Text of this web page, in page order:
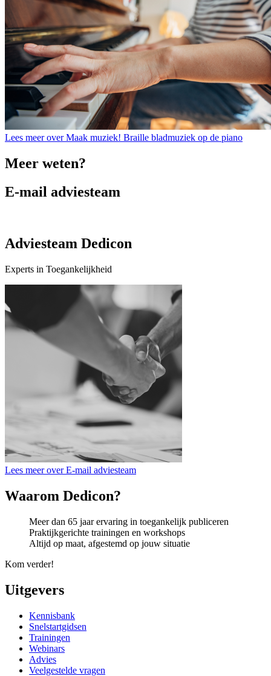
Lees meer over Maak muziek! Braille bladmuziek op de piano
Meer weten?
E-mail adviesteam
Adviesteam Dedicon
Experts in Toegankelijkheid
Lees meer over E-mail adviesteam
Waarom Dedicon?
Meer dan 65 jaar ervaring in toegankelijk publiceren
Praktijkgerichte trainingen en workshops
Altijd op maat, afgestemd op jouw situatie
Kom verder!
Uitgevers
Kennisbank
Snelstartgidsen
Trainingen
Webinars
Advies
Veelgestelde vragen